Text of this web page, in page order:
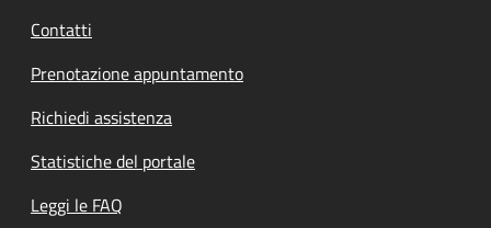
Contatti
Prenotazione appuntamento
Richiedi assistenza
Statistiche del portale
Leggi le FAQ